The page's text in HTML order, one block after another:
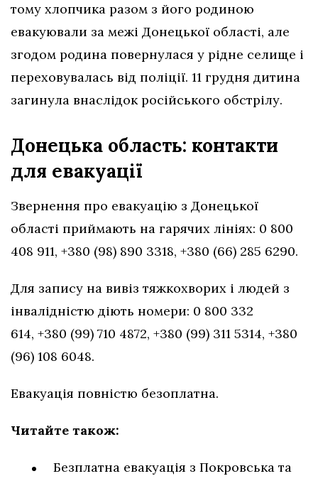
тому хлопчика разом з його родиною
евакуювали за межі Донецької області, але
згодом родина повернулася у рідне селище і
переховувалась від поліції. 11 грудня дитина
загинула внаслідок російського обстрілу.
Донецька область: контакти
для евакуації
Звернення про евакуацію з Донецької
області приймають на гарячих лініях: 0 800
408 911, +380 (98) 890 3318, +380 (66) 285 6290.
Для запису на вивіз тяжкохворих і людей з
інвалідністю діють номери: 0 800 332
614, +380 (99) 710 4872, +380 (99) 311 5314, +380
(96) 108 6048.
Евакуація повністю безоплатна.
Читайте також:
Безплатна евакуація з Покровська та